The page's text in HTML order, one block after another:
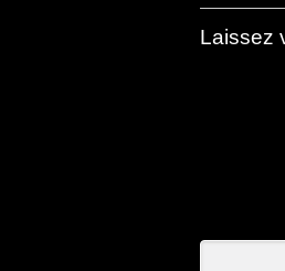
Laissez